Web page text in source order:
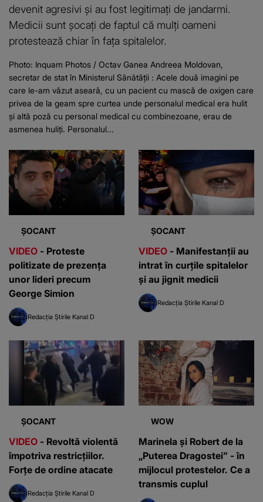
devenit agresivi și au fost legitimați de jandarmi.
Medicii sunt șocați de faptul că mulți oameni
protestează chiar în fața spitalelor.
Photo: Inquam Photos / Octav Ganea Andreea Moldovan,
secretar de stat în Ministerul Sănătății : Acele două imagini pe
care le-am văzut aseară, cu un pacient cu mască de oxigen care
privea de la geam spre curtea unde personalul medical era hulit
și altă poză cu personal medical cu combinezoane, erau de
asmenea huliți. Personalul...
ȘOCANT
VIDEO - Proteste
politizate de prezența
unor lideri precum
George Simion
Redacția Știrile Kanal D
ȘOCANT
VIDEO - Manifestanții au
intrat în curțile spitalelor
și au jignit medicii
Redacția Știrile Kanal D
ȘOCANT
VIDEO - Revoltă violentă
împotriva restricțiilor.
Forțe de ordine atacate
Redacția Știrile Kanal D
WOW
Marinela și Robert de la
„Puterea Dragostei” - în
mijlocul protestelor. Ce a
transmis cuplul